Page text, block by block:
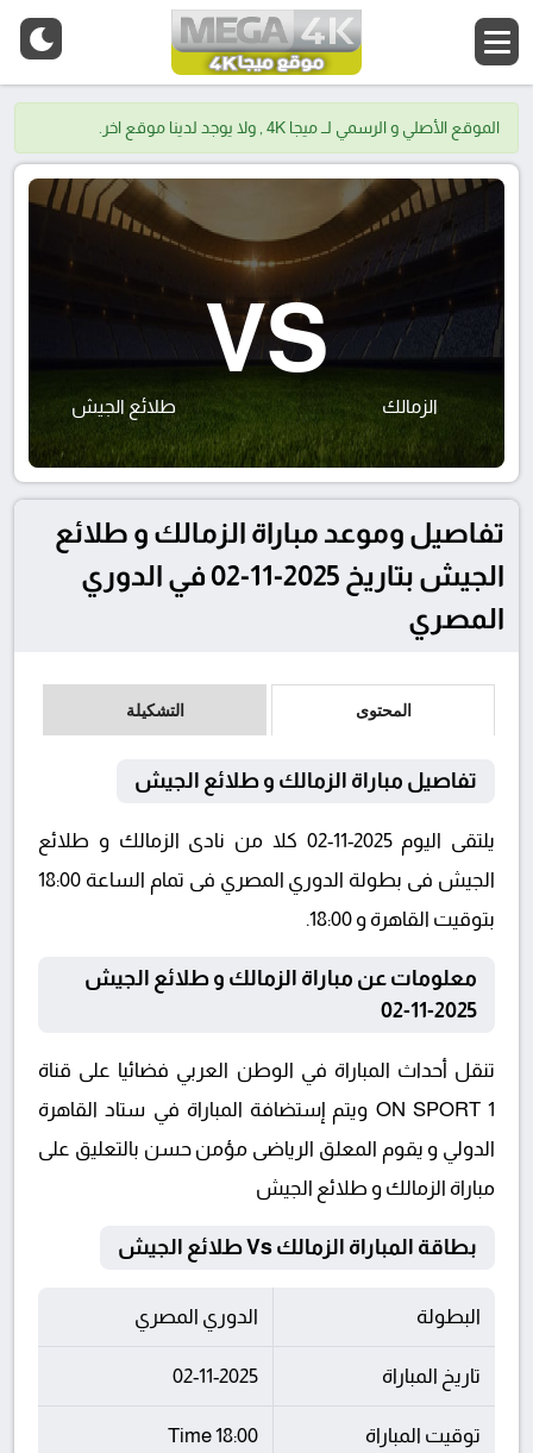
الموقع الأصلي و الرسمي لــ ميجا 4K , ولا يوجد لدينا موقع اخر.
الزمالك
VS
طلائع الجيش
تفاصيل وموعد مباراة الزمالك و طلائع
الجيش بتاريخ 2025-11-02 في الدوري
المصري
المحتوى التشكيلة
تفاصيل مباراة الزمالك و طلائع الجيش
يلتقى اليوم 2025-11-02 كلا من نادى الزمالك و طلائع
الجيش فى بطولة الدوري المصري فى تمام الساعة 18:00
بتوقيت القاهرة و 18:00.
معلومات عن مباراة الزمالك و طلائع الجيش
2025-11-02
تنقل أحداث المباراة في الوطن العربي فضائيا على قناة
ON SPORT 1 ويتم إستضافة المباراة في ستاد القاهرة
الدولي و يقوم المعلق الرياضى مؤمن حسن بالتعليق على
مباراة الزمالك و طلائع الجيش
بطاقة المباراة الزمالك Vs طلائع الجيش
البطولة الدوري المصري
تاريخ المباراة 02-11-2025
توقيت المباراة 18:00 Time